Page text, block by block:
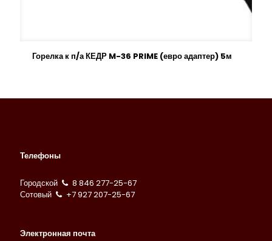
Горелка к п/а КЕДР M-36 PRIME (евро адаптер) 5м
Телефоны
Городской
8 846 277-25-67
Сотовый
+7 927 207-25-67
Электронная почта